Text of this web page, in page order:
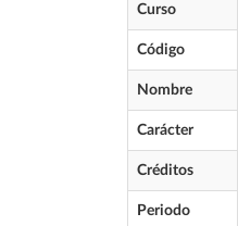
Curso
Código
Nombre
Carácter
Créditos
Periodo